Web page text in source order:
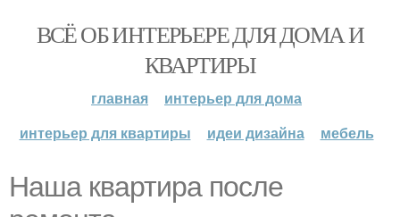
ВСЁ ОБ ИНТЕРЬЕРЕ ДЛЯ ДОМА И
КВАРТИРЫ
главная
интерьер для дома
интерьер для квартиры
идеи дизайна мебель
Наша квартира после